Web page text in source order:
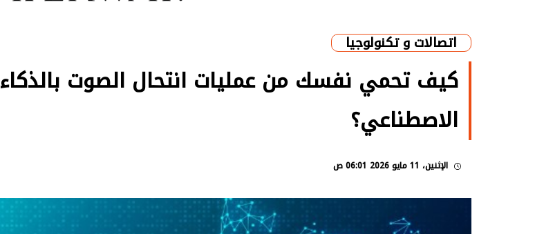
اتصالات و تكنولوجيا
كيف تحمي نفسك من عمليات انتحال الصوت بالذكاء
الاصطناعي؟
الإثنين، 11 مايو 2026 06:01 ص